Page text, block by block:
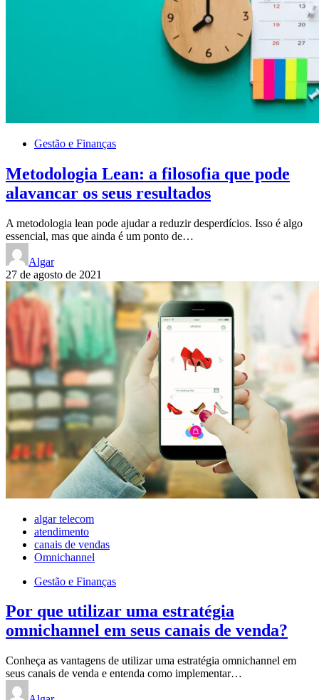
Gestão e Finanças
Metodologia Lean: a filosofia que pode
alavancar os seus resultados
A metodologia lean pode ajudar a reduzir desperdícios. Isso é algo
essencial, mas que ainda é um ponto de…
Algar
27 de agosto de 2021
algar telecom
atendimento
canais de vendas
Omnichannel
Gestão e Finanças
Por que utilizar uma estratégia
omnichannel em seus canais de venda?
Conheça as vantagens de utilizar uma estratégia omnichannel em
seus canais de venda e entenda como implementar…